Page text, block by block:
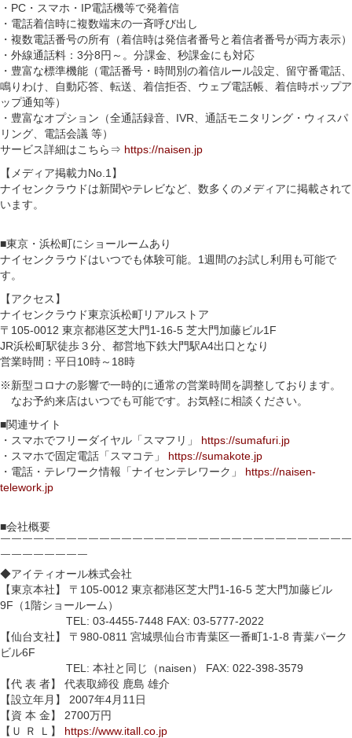
・PC・スマホ・IP電話機等で発着信
・電話着信時に複数端末の一斉呼び出し
・複数電話番号の所有（着信時は発信者番号と着信者番号が両方表示）
・外線通話料：3分8円～。分課金、秒課金にも対応
・豊富な標準機能（電話番号・時間別の着信ルール設定、留守番電話、
鳴りわけ、自動応答、転送、着信拒否、ウェブ電話帳、着信時ポップア
ップ通知等）
・豊富なオプション（全通話録音、IVR、通話モニタリング・ウィスパ
リング、電話会議 等）
サービス詳細はこちら⇒ https://naisen.jp
【メディア掲載力No.1】
ナイセンクラウドは新聞やテレビなど、数多くのメディアに掲載されて
います。
■東京・浜松町にショールームあり
ナイセンクラウドはいつでも体験可能。1週間のお試し利用も可能で
す。
【アクセス】
ナイセンクラウド東京浜松町リアルストア
〒105-0012 東京都港区芝大門1-16-5 芝大門加藤ビル1F
JR浜松町駅徒歩３分、都営地下鉄大門駅A4出口となり
営業時間：平日10時～18時
※新型コロナの影響で一時的に通常の営業時間を調整しております。
なお予約来店はいつでも可能です。お気軽に相談ください。
■関連サイト
・スマホでフリーダイヤル「スマフリ」 https://sumafuri.jp
・スマホで固定電話「スマコテ」 https://sumakote.jp
・電話・テレワーク情報「ナイセンテレワーク」 https://naisen-
telework.jp
■会社概要
￣￣￣￣￣￣￣￣￣￣￣￣￣￣￣￣￣￣￣￣￣￣￣￣￣￣￣￣￣￣￣￣
￣￣￣￣￣￣￣￣
◆アイティオール株式会社
【東京本社】 〒105-0012 東京都港区芝大門1-16-5 芝大門加藤ビル
9F（1階ショールーム）
TEL: 03-4455-7448 FAX: 03-5777-2022
【仙台支社】 〒980-0811 宮城県仙台市青葉区一番町1-1-8 青葉パーク
ビル6F
TEL: 本社と同じ（naisen） FAX: 022-398-3579
【代 表 者】 代表取締役 鹿島 雄介
【設立年月】 2007年4月11日
【資 本 金】 2700万円
【Ｕ Ｒ Ｌ】 https://www.itall.co.jp